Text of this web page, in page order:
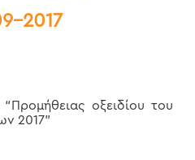
2017
οξειδίου του
2017”